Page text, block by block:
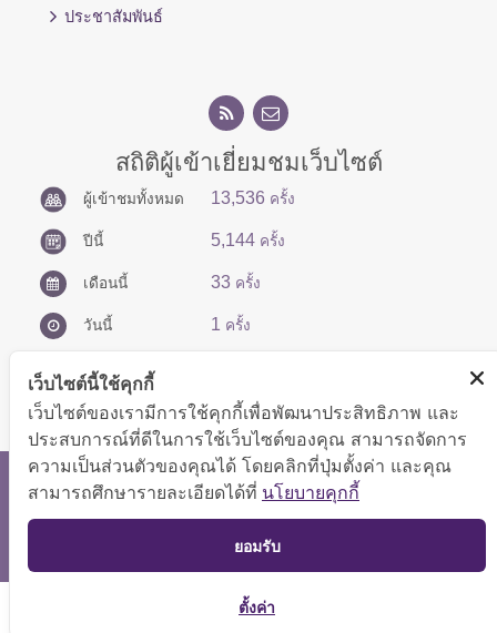
ประชาสัมพันธ์
สถิติผู้เข้าเยี่ยมชมเว็บไซต์
ผู้เข้าชมทั้งหมด 13,536 ครั้ง
ปีนี้ 5,144 ครั้ง
เดือนนี้ 33 ครั้ง
วันนี้ 1 ครั้ง
สงวนลิขสิทธิ์ © 2566 กองบริหารการคลัง
แสดงผลได้ดีที่ขนาดหน้าจอ 1024x768 pixel
แผนผังเว็บไซต์
TOP
เว็บไซต์นี้ใช้คุกกี้
เว็บไซต์ของเรามีการใช้คุกกี้เพื่อพัฒนาประสิทธิภาพ และ
ประสบการณ์ที่ดีในการใช้เว็บไซต์ของคุณ สามารถจัดการ
ความเป็นส่วนตัวของคุณได้ โดยคลิกที่ปุ่มตั้งค่า และคุณ
สามารถศึกษารายละเอียดได้ที่ นโยบายคุกกี้
ยอมรับ
ตั้งค่า